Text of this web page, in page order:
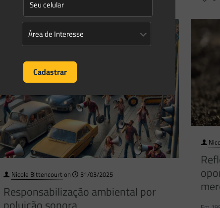
Nicole Bittencourton 31/03/2025
Responsabilização ambiental por